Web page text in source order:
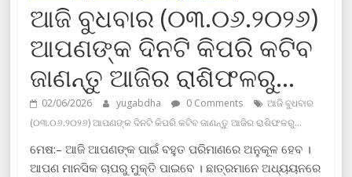
ଆଜି ବୁଧବାର (୦୩.୦୬.୨୦୨୬)
ଆପଣଙ୍କ ଦିନଟି କିପରି କଟିବ
ଜାଣନ୍ତୁ ଆଜିର ରାଶିଫଳରୁ…
02/06/2026 yugabdha 0 Comments
ଆଜି ବୁଧବାର
(୦୩.୦୬.୨୦୨୬) ଆପଣଙ୍କ ଦିନଟି କିପରି କଟିବ ଜାଣନ୍ତୁ ଆଜିର ରାଶିଫଳରୁ…
ମେଷ:– ଆଜି ଆପଣଙ୍କ ପାଇଁ ବହୁତ ପରିମାଣରେ ଅନୁକୂଳ ହେବ ।
ଆପଣ ମାନସିକ ଚାପରୁ ମୁକ୍ତି ପାଇବେ । ଛାତ୍ରମାନେ ଅଧ୍ୟୟନରେ